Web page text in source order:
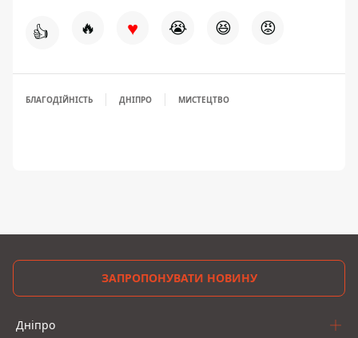
👍 🔥 ♥ 😭 😆 😡
БЛАГОДІЙНІСТЬ ДНІПРО МИСТЕЦТВО
ЗАПРОПОНУВАТИ НОВИНУ
Дніпро